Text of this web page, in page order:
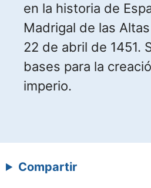
en la historia de
Madrigal de las
22 de abril de 1451.
bases para la
imperio.
Compartir